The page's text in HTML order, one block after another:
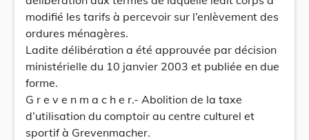
modifié les tarifs à percevoir sur l’enlèvement des
ordures ménagères.
Ladite délibération a été approuvée par décision
ministérielle du 10 janvier 2003 et publiée en due
forme.
G r e v e n m a c h e r.- Abolition de la taxe
d’utilisation du comptoir au centre culturel et
sportif à Grevenmacher.